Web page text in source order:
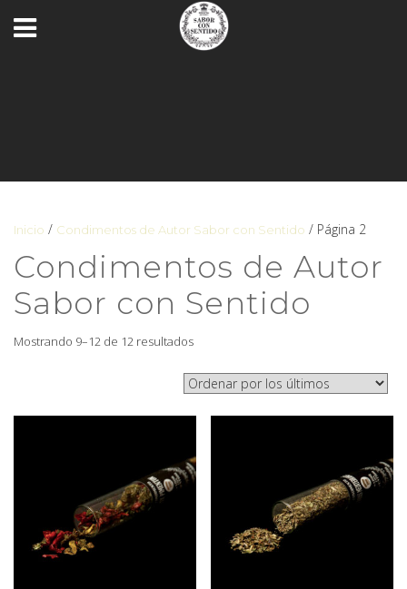
Inicio / Condimentos de Autor Sabor con Sentido / Página 2
Condimentos de Autor
Sabor con Sentido
Mostrando 9–12 de 12 resultados